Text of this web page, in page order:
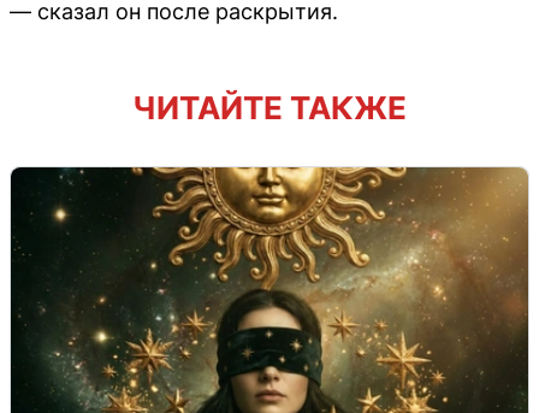
— сказал он после раскрытия.
ЧИТАЙТЕ ТАКЖЕ